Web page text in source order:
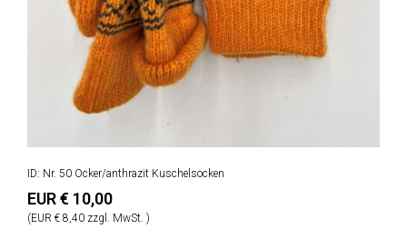
ID: Nr. 50 Ocker/anthrazit Kuschelsocken
EUR € 10,00
(EUR € 8,40 zzgl. MwSt. )